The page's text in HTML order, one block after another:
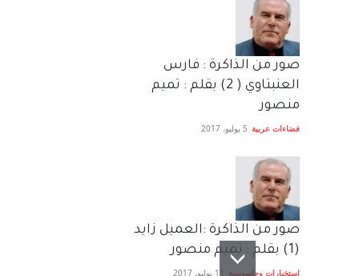
صور من الذاكرة : فارس
العنبتاوي ( 2) بقلم : تميم
منصور
فضاءات عربية 5 يوليو، 2017
صور من الذاكرة :العميل زايد
(1) بقلم : تميم منصور
استخبارات وجاسوسية 11 يوليو، 2017